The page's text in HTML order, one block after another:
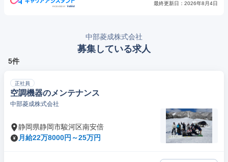
最終更新日： 2026年8月4日
中部菱成株式会社
募集している求人
5件
正社員
空調機器のメンテナンス
中部菱成株式会社
静岡県静岡市駿河区南安倍
月給22万8000円～25万円